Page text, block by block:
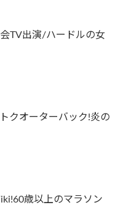
TV出演/ハードルの女
クオーターバック!炎の
歳以上のマラソン